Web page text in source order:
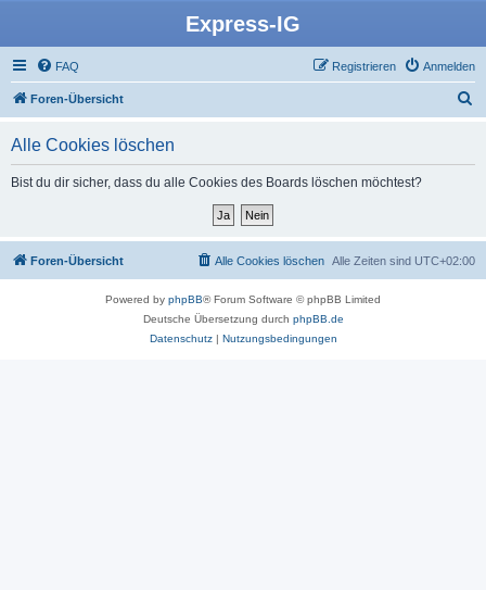
Express-IG
FAQ Anmelden
Registrieren
Foren-Übersicht
Alle Cookies löschen
Bist du dir sicher, dass du alle Cookies des Boards löschen möchtest?
Foren-Übersicht Alle Zeiten sind UTC+02:00
Alle Cookies löschen
Powered by phpBB® Forum Software © phpBB Limited
Deutsche Übersetzung durch phpBB.de
Datenschutz| Nutzungsbedingungen